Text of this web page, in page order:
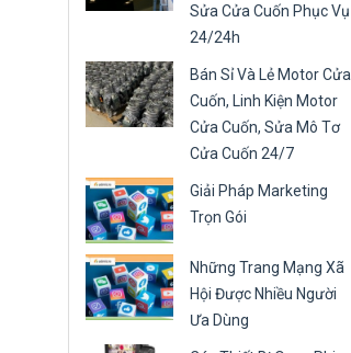
Sửa Cửa Cuốn Phục Vụ
24/24h
Bán Sỉ Và Lẻ Motor Cửa
Cuốn, Linh Kiện Motor
Cửa Cuốn, Sửa Mô Tơ
Cửa Cuốn 24/7
Giải Pháp Marketing
Trọn Gói
Những Trang Mạng Xã
Hội Được Nhiều Người
Ưa Dùng